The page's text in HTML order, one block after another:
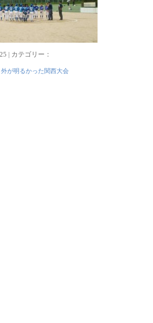
| カテゴリー：
が明るかった関西大会